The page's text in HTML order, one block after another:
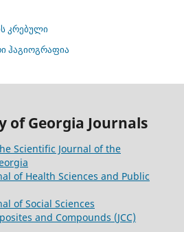
კრებული
ჰაგიოგრაფია
of Georgia Journals
Scientific Journal of the
of Health Sciences and Public
of Social Sciences
and Compounds (JCC)